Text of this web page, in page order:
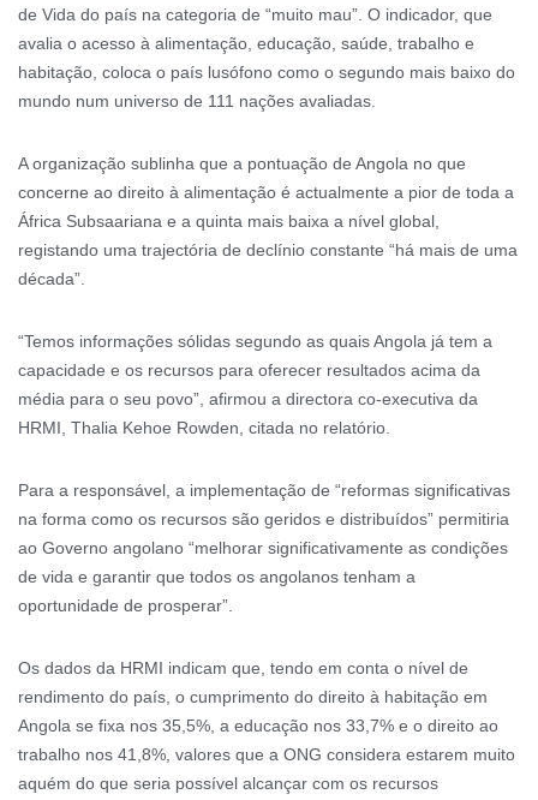
de Vida do país na categoria de “muito mau”. O indicador, que
avalia o acesso à alimentação, educação, saúde, trabalho e
habitação, coloca o país lusófono como o segundo mais baixo do
mundo num universo de 111 nações avaliadas.
A organização sublinha que a pontuação de Angola no que
concerne ao direito à alimentação é actualmente a pior de toda a
África Subsaariana e a quinta mais baixa a nível global,
registando uma trajectória de declínio constante “há mais de uma
década”.
“Temos informações sólidas segundo as quais Angola já tem a
capacidade e os recursos para oferecer resultados acima da
média para o seu povo”, afirmou a directora co-executiva da
HRMI, Thalia Kehoe Rowden, citada no relatório.
Para a responsável, a implementação de “reformas significativas
na forma como os recursos são geridos e distribuídos” permitiria
ao Governo angolano “melhorar significativamente as condições
de vida e garantir que todos os angolanos tenham a
oportunidade de prosperar”.
Os dados da HRMI indicam que, tendo em conta o nível de
rendimento do país, o cumprimento do direito à habitação em
Angola se fixa nos 35,5%, a educação nos 33,7% e o direito ao
trabalho nos 41,8%, valores que a ONG considera estarem muito
aquém do que seria possível alcançar com os recursos